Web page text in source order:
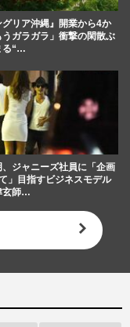
グリア沖縄』開業から4か
うガラガラ」衝撃の閑散ぶ
る“…
ジャニーズ社員に「企画
」目指すビジネスモデル
玄師…